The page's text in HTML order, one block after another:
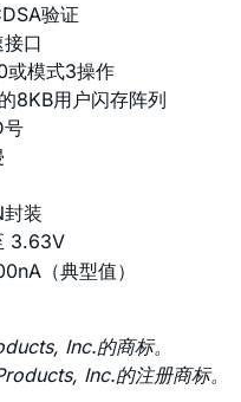
验证
口
或模式3操作
8KB用户闪存阵列
号
装
3.63V
（典型值）
Inc.的商标。
Inc.的注册商标。